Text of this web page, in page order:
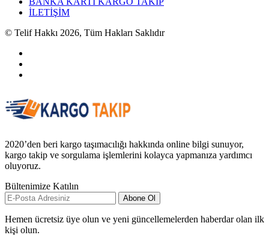
İLETİŞİM
© Telif Hakkı 2026, Tüm Hakları Saklıdır
2020’den beri kargo taşımacılığı hakkında online bilgi sunuyor,
kargo takip ve sorgulama işlemlerini kolayca yapmanıza yardımcı
oluyoruz.
Bültenimize Katılın
Abone Ol
Hemen ücretsiz üye olun ve yeni güncellemelerden haberdar olan ilk
kişi olun.